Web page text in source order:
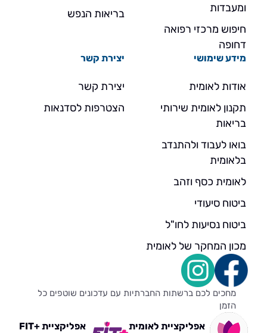
ומעבדות
חיפוש מרכזי רפואה
דחופה
בריאות הנפש
מידע שימושי
אודות לאומית
תקנון לאומית שירותי
בריאות
בואו לעבוד ולהתנדב
בלאומית
לאומית כסף וזהב
ביטוח סיעודי
ביטוח נסיעות לחו"ל
מכון המחקר של לאומית
יצירת קשר
יצירת קשר
הצטרפות לסדנאות
מחכים לכם ברשתות החברתיות עם עדכונים שוטפים כל
הזמן
אפליקציית לאומית אפליקציית +FIT